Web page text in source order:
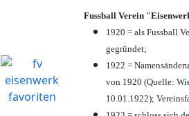
Fussball Verein
1920 = als Fussball
gegründet;
1922 =
von 1920 (Quelle:
10.01.1922);